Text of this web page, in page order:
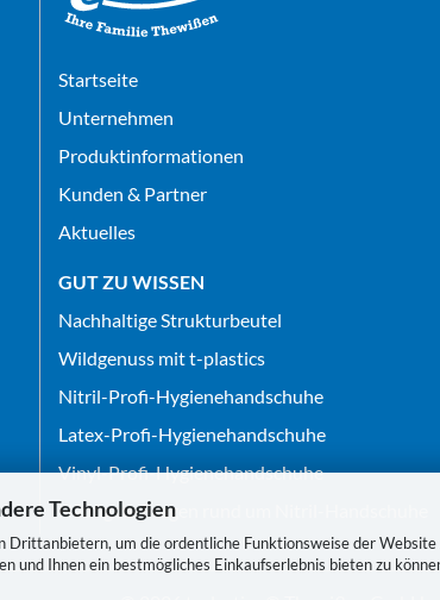
Technologien
Drittanbietern, um die ordentliche Funktionsweise der Website
und Ihnen ein bestmögliches Einkaufserlebnis bieten zu
Startseite
Unternehmen
Produktinformationen
Kunden & Partner
Aktuelles
GUT ZU WISSEN
Nachhaltige Strukturbeutel
Wildgenuss mit t-plastics
Nitril-Profi-Hygienehandschuhe
Latex-Profi-Hygienehandschuhe
Vinyl-Profi-Hygienehandschuhe
Häufigste Fragen rund um Nitril-Handschuhe